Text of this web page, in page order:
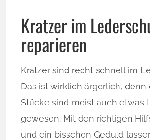
Kratzer im
reparieren
Kratzer sind recht schnell im
Das ist wirklich ärgerlich, denn
Stücke sind meist auch etwas
gewesen. Mit den richtigen
und ein bisschen Geduld